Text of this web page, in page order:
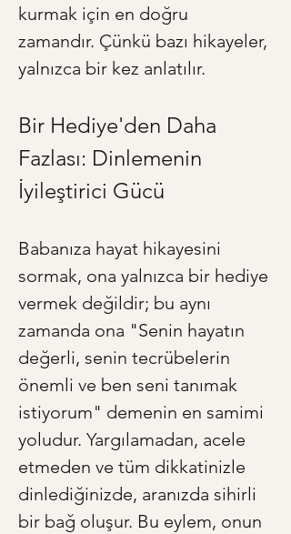
kurmak için en doğru
zamandır. Çünkü bazı hikayeler,
yalnızca bir kez anlatılır.
Bir Hediye'den Daha
Fazlası: Dinlemenin
İyileştirici Gücü
Babanıza hayat hikayesini
sormak, ona yalnızca bir hediye
vermek değildir; bu aynı
zamanda ona "Senin hayatın
değerli, senin tecrübelerin
önemli ve ben seni tanımak
istiyorum" demenin en samimi
yoludur. Yargılamadan, acele
etmeden ve tüm dikkatinizle
dinlediğinizde, aranızda sihirli
bir bağ oluşur. Bu eylem, onun